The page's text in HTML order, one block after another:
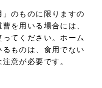
のものに限りますの
を用いる場合には、
てください。ホーム
ものは、食用でない
意が必要です。